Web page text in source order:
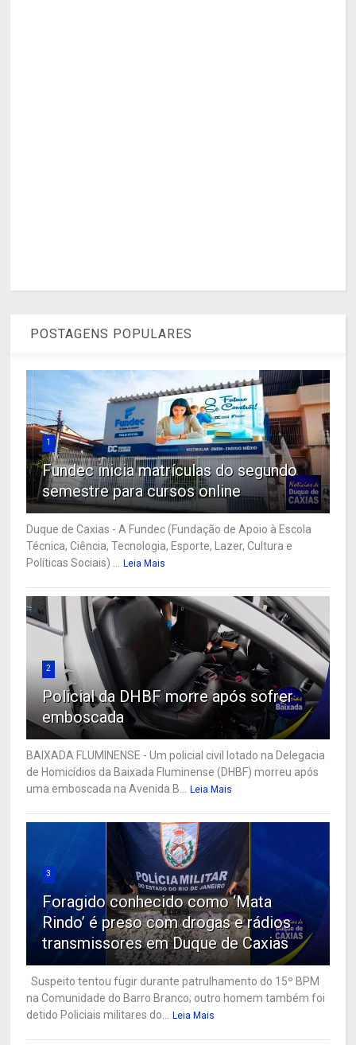
POSTAGENS POPULARES
1
Fundec inicia matrículas do segundo
semestre para cursos online
Duque de Caxias - A Fundec (Fundação de Apoio à Escola
Técnica, Ciência, Tecnologia, Esporte, Lazer, Cultura e
Políticas Sociais) ...
Leia Mais
2
Policial da DHBF morre após sofrer
emboscada
BAIXADA FLUMINENSE - Um policial civil lotado na Delegacia
de Homicídios da Baixada Fluminense (DHBF) morreu após
uma emboscada na Avenida B...
Leia Mais
3
Foragido conhecido como ‘Mata
Rindo’ é preso com drogas e rádios
transmissores em Duque de Caxias
Suspeito tentou fugir durante patrulhamento do 15º BPM
na Comunidade do Barro Branco; outro homem também foi
detido Policiais militares do...
Leia Mais